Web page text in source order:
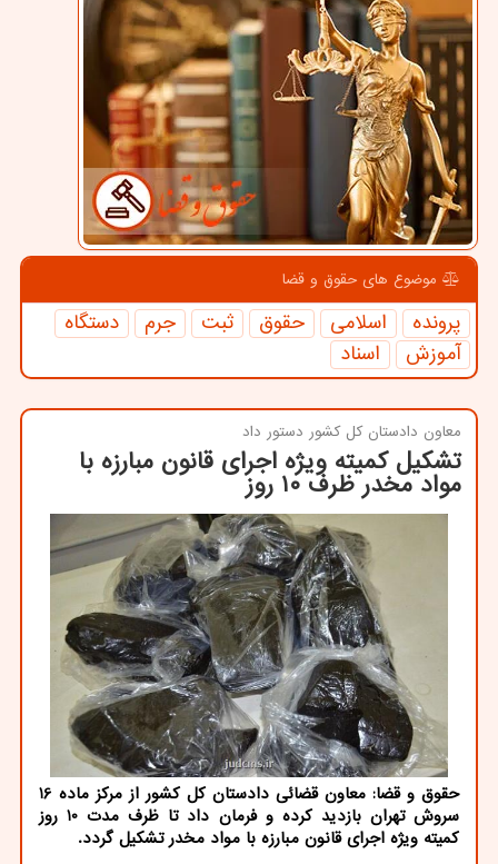
موضوع های حقوق و قضا
پرونده اسلامی حقوق ثبت جرم
دستگاه
آموزش
اسناد
معاون دادستان كل كشور دستور داد
تشکیل کمیته ویژه اجرای قانون مبارزه با
مواد مخدر ظرف ۱۰ روز
حقوق و قضا: معاون قضائی دادستان کل کشور از مرکز ماده 16
سروش تهران بازدید کرده و فرمان داد تا ظرف مدت 10 روز
کمیته ویژه اجرای قانون مبارزه با مواد مخدر تشکیل گردد.